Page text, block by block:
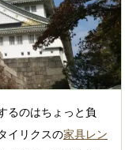
るのはちょっと負
イリクスの家具レン